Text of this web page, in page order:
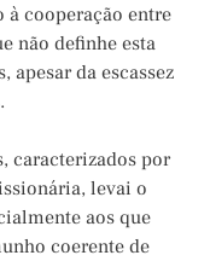
à cooperação entre
não definhe esta
apesar da escassez
caracterizados por
levai o
aos que
coerente de